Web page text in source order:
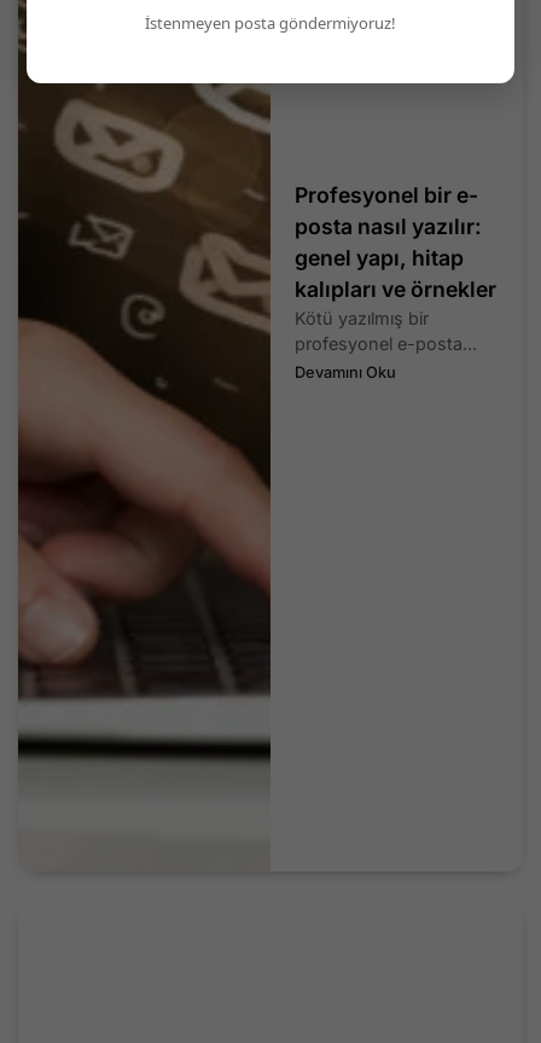
Profesyonel bir e-
posta nasıl yazılır:
genel yapı, hitap
kalıpları ve örnekler
Kötü yazılmış bir
profesyonel e-posta...
Devamını Oku
İstenmeyen posta göndermiyoruz!